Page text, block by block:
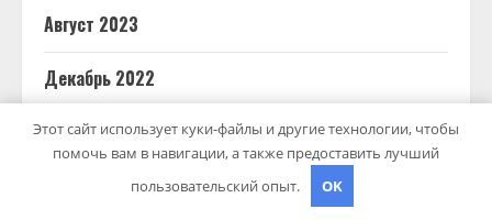
Август 2023
Декабрь 2022
Март 2022
Этот сайт использует куки-файлы и другие технологии, чтобы
помочь вам в навигации, а также предоставить лучший
пользовательский опыт.
OK